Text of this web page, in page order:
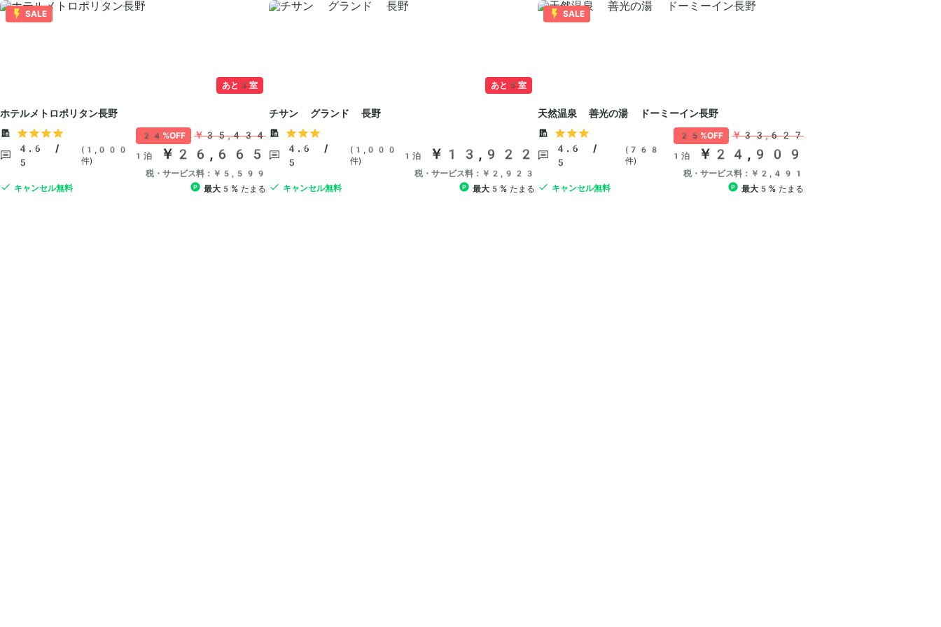
SALE
あと3室
ホテルメトロポリタン長野
4.6 /
5
(1,000
件)
キャンセル無料
24%OFF ￥35,434
1泊 ￥26,665
税・サービス料：￥5,599
最大5% たまる
あと5室
チサン グランド 長野
4.6 /
5
(1,000
件)
キャンセル無料
1泊 ￥13,922
税・サービス料：￥2,923
最大5% たまる
SALE
天然温泉 善光の湯 ドーミーイン長野
4.6 /
5
(768
件)
キャンセル無料
25%OFF ￥33,627
1泊 ￥24,909
税・サービス料：￥2,491
最大5% たまる